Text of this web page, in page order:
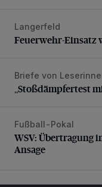
Feuerwehr-Einsatz
Langerfeld
Feuerwehr-Einsatz
„Stoßdämpfertest
Briefe von
„Stoßdämpfertest
WSV: Übertragung
Fußball-Pokal
WSV: Übertragung
Ansage